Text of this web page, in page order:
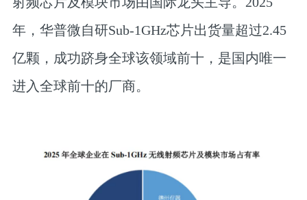
年，华普微自研Sub-1GHz芯片出货量超过2.45
亿颗，成功跻身全球该领域前十，是国内唯一
进入全球前十的厂商。